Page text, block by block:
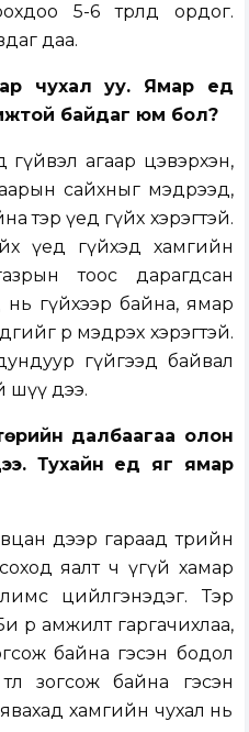
5-6 төрөлд ордог.
даа.
чухал уу. Ямар үед
байдаг юм бол?
гүйвэл агаар цэвэрхэн,
сайхныг мэдрээд,
тэр үед гүйх хэрэгтэй.
үед гүйхэд хамгийн
тоос дарагдсан
гүйхээр байна, ямар
өөрөө мэдрэх хэрэгтэй.
гүйгээд байвал
шүү дээ.
далбаагаа олон
Тухайн үед яг ямар
дээр гараад төрийн
яалт ч үгүй хамар
цийлгэнэдэг. Тэр
амжилт гаргачихлаа,
байна гэсэн бодол
зогсож байна гэсэн
хамгийн чухал нь